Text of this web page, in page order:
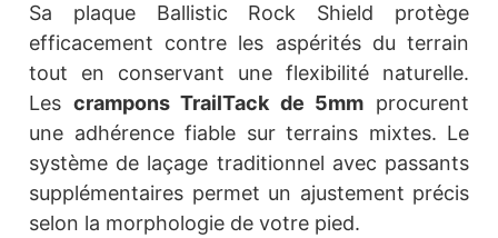
Sa plaque Ballistic Rock Shield protège
efficacement contre les aspérités du terrain
tout en conservant une flexibilité naturelle.
Les crampons TrailTack de 5mm procurent
une adhérence fiable sur terrains mixtes. Le
système de laçage traditionnel avec passants
supplémentaires permet un ajustement précis
selon la morphologie de votre pied.